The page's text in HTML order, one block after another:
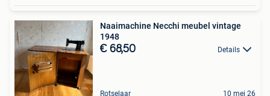
Naaimachine Necchi meubel vintage
1948
€ 68,50 Details
Rotselaar 10 mei 26